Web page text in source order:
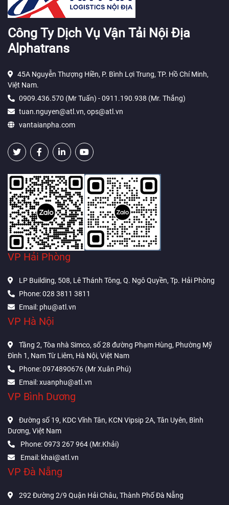
Công Ty Dịch Vụ Vận Tải Nội Địa
Alphatrans
45A Nguyễn Thượng Hiền, P. Bình Lợi Trung, TP. Hồ Chí Minh,
Việt Nam.
0909.436.570 (Mr Tuấn) - 0911.190.938 (Mr. Thắng)
tuan.nguyen@atl.vn, ops@atl.vn
vantaianpha.com
VP Hải Phòng
LP Building, 508, Lê Thánh Tông, Q. Ngô Quyền, Tp. Hải Phòng
Phone: 028 3811 3811
Email: phu@atl.vn
VP Hà Nội
Tầng 2, Tòa nhà Simco, số 28 đường Phạm Hùng, Phường Mỹ
Đình 1, Nam Từ Liêm, Hà Nội, Việt Nam
Phone: 0974890676 (Mr Xuân Phú)
Email: xuanphu@atl.vn
VP Bình Dương
Đường số 19, KDC Vĩnh Tân, KCN Vipsip 2A, Tân Uyên, Bình
Dương, Việt Nam
Phone: 0973 267 964 (Mr.Khải)
Email: khai@atl.vn
VP Đà Nẵng
292 Đường 2/9 Quận Hải Châu, Thành Phố Đà Nẵng